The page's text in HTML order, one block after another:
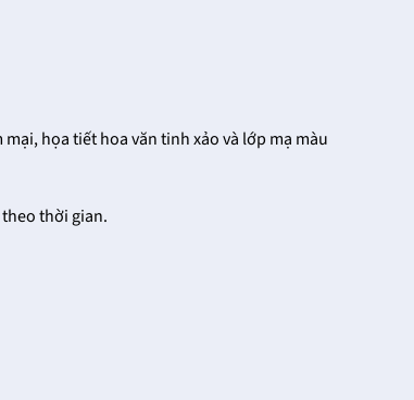
họa tiết hoa văn tinh xảo và lớp mạ màu
thời gian.